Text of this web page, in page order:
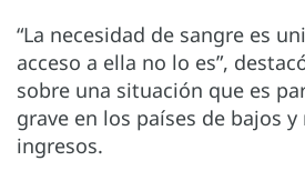
“La necesidad de sangre es
acceso a ella no lo es”,
sobre una situación que es
grave en los países de bajos
ingresos.